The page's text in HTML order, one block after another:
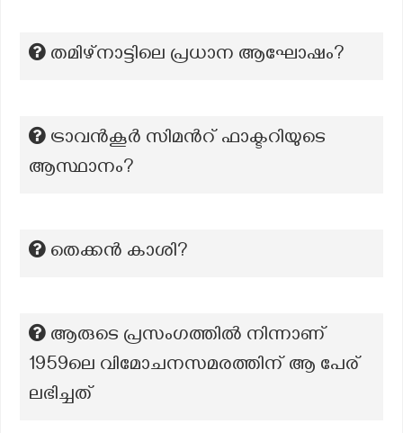
തമിഴ്‌നാട്ടിലെ പ്രധാന ആഘോഷം?
ട്രാവൻകൂർ സിമന്‍റ് ഫാക്ടറിയുടെ
ആസ്ഥാനം?
തെക്കന്‍ കാശി?
ആരുടെ പ്രസംഗത്തിൽ നിന്നാണ്
1959ലെ വിമോചനസമരത്തിന് ആ പേര്
ലഭിച്ചത്